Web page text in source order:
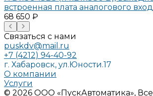
встроенная плата аналогового
68 650 ₽
Связаться с нами
puskdv@mail.ru
+7 (4212) 94-40-92
г. Хабаровск, ул.Юности.17
О компании
Услуги
© 2026 ООО «ПускАвтоматика»,